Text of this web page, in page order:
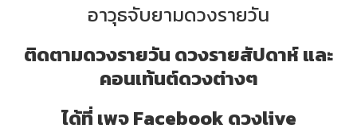
อาวุธจับยามดวงรายวัน
ติดตามดวงรายวัน ดวงรายสัปดาห์ และ
คอนเท้นต์ดวงต่างๆ
ได้ที่ เพจ Facebook ดวงlive